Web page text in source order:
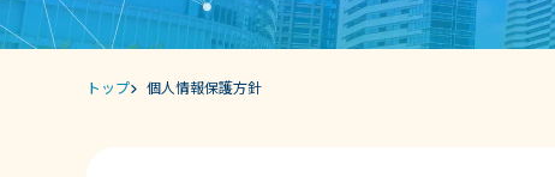
トップ 個人情報保護方針